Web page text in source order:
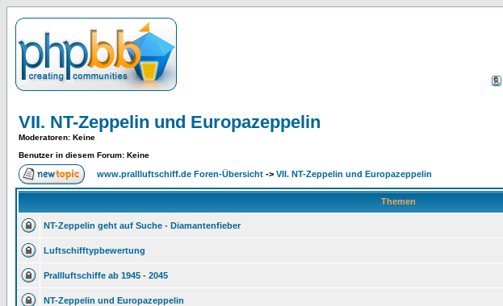
VII. NT-Zeppelin und Europazeppelin
Moderatoren: Keine
Benutzer in diesem Forum: Keine
www.prallluftschiff.de Foren-Übersicht -> VII. NT-Zeppelin und Europazeppelin
Themen
NT-Zeppelin geht auf Suche - Diamantenfieber
Luftschifftypbewertung
Prallluftschiffe ab 1945 - 2045
NT-Zeppelin und Europazeppelin